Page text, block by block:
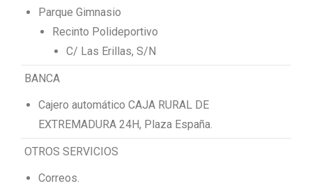
Parque Gimnasio
Recinto Polideportivo
C/ Las Erillas, S/N
BANCA
Cajero automático CAJA RURAL DE
EXTREMADURA 24H, Plaza España.
OTROS SERVICIOS
Correos.